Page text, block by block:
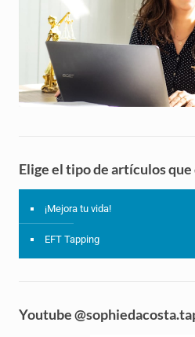
Elige el tipo de artículos
¡Mejora tu vida!
EFT Tapping
Youtube